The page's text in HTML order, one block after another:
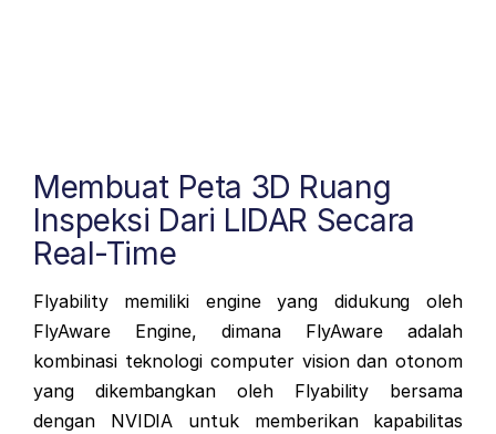
Membuat Peta 3D Ruang
Inspeksi Dari LIDAR Secara
Real-Time
Flyability memiliki engine yang didukung oleh
FlyAware Engine, dimana FlyAware adalah
kombinasi teknologi computer vision dan otonom
yang dikembangkan oleh Flyability bersama
dengan NVIDIA untuk memberikan kapabilitas